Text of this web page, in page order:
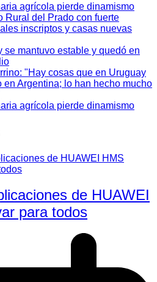
agrícola pierde dinamismo
Rural del Prado con fuerte
inscriptos y casas nuevas
se mantuvo estable y quedó en
"Hay cosas que en Uruguay
en Argentina; lo han hecho mucho
agrícola pierde dinamismo
de HUAWEI
para todos